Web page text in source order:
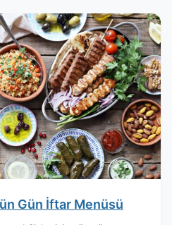
Gün İftar Menüsü